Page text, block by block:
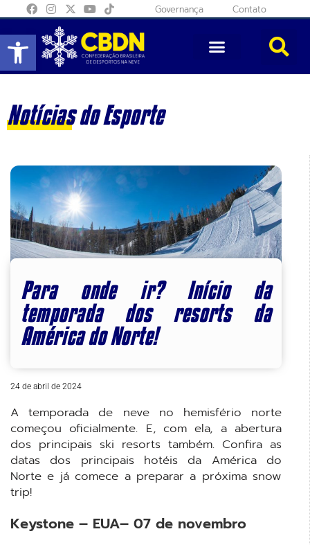
Abrir a barra de ferramentas
Governança Contato
Notícias do Esporte
Para onde ir? Início da
temporada dos resorts da
América do Norte!
24 de abril de 2024
A temporada de neve no hemisfério norte
começou oficialmente. E, com ela, a abertura
dos principais ski resorts também. Confira as
datas dos principais hotéis da América do
Norte e já comece a preparar a próxima snow
trip!
Keystone – EUA– 07 de novembro